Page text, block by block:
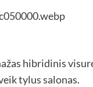
hibridinis
tylus salonas.